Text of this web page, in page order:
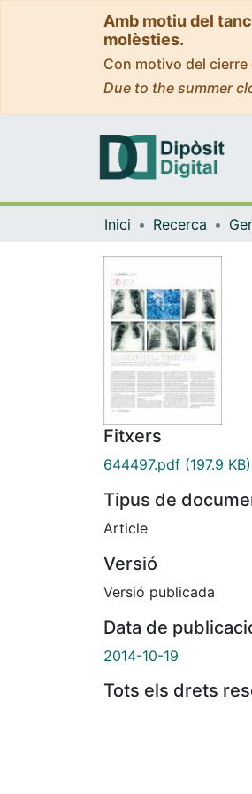
Amb motiu del
molèsties.
Con motivo del
Due to the summer
Inici Recerca
Fitxers
644497.pdf (197.9 KB)
Tipus de
Article
Versió
Versió publicada
Data de
2014-10-19
Tots els drets